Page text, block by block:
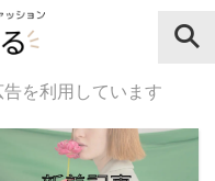
を利用しています